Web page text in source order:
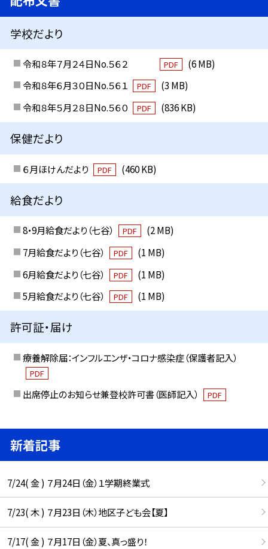
学校だより
令和８年７月２４日No.５６２ PDF
(6 MB)
令和８年６月３０日No.５６１
PDF
(3 MB)
令和８年５月２８日No.５６０
PDF (836 KB)
保健だより
６月ほけんだより PDF (460 KB)
給食だより
8・9月給食だより（七谷） PDF
(2 MB)
7月給食だより（七谷）
PDF
(1 MB)
6月給食だより（七谷）
PDF
(1 MB)
5月給食だより（七谷）
PDF (1 MB)
許可証・届け
療養解除届：インフルエンザ・コロナ感染症（保護者記入）
PDF
出席停止のお知らせ兼登校許可書（医師記入） PDF
新着記事
7/24( 金 ) ７月24日（金）１学期終業式
7/23( 木 ) ７月23日（木）地区子ども会【夏】
7/17( 金 ) ７月17日（金）夏、真っ盛り！